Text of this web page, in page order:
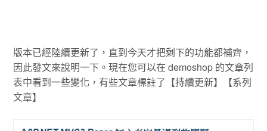
版本已經陸續更新了，直到今天才把剩下的功能都補齊，
因此發文來說明一下。現在您可以在 demoshop 的文章列
表中看到一些變化，有些文章標註了【持續更新】【系列
文章】